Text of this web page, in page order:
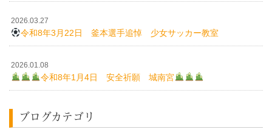
2026.03.27
令和8年3月22日 釜本選手追悼 少女サッカー教室
2026.01.08
令和8年1月4日 安全祈願 城南宮
ブログカテゴリ